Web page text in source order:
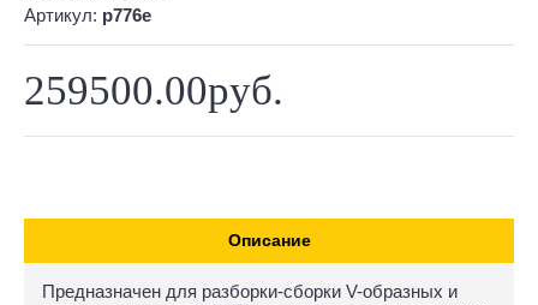
Артикул: р776е
259500.00руб.
Описание
Предназначен для разборки-сборки V-образных и